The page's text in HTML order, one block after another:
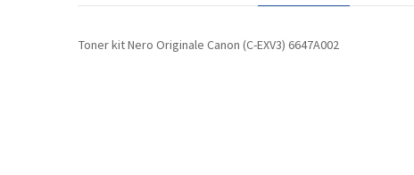
Toner kit Nero Originale Canon (C-EXV3) 6647A002